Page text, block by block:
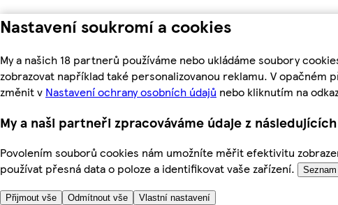
Nastavení soukromí a cookies
My a našich 18 partnerů používáme nebo ukládáme soubory
zobrazovat například také personalizovanou reklamu. V
změnit v Nastavení ochrany osobních údajů nebo kliknutím na
My a naši partneři zpracováváme údaje z
Povolením souborů cookies nám umožníte měřit efektivitu
používat přesná data o poloze a identifikovat vaše zařízení.
Přijmout vše Odmítnout vše Vlastní nastavení